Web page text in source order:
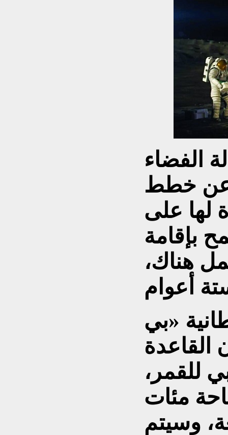
الفضاء
عن خطط
لها على
بإقامة
هناك،
«بي
القاعدة
للقمر،
مئات
وسيتم